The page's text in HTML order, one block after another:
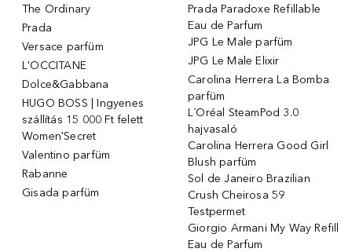
The Ordinary
Prada
Versace parfüm
L'OCCITANE
Dolce&Gabbana
HUGO BOSS | Ingyenes
szállítás 15 000 Ft felett
Women'Secret
Valentino parfüm
Rabanne
Gisada parfüm
Prada Paradoxe Refillable
Eau de Parfum
JPG Le Male parfüm
JPG Le Male Elixir
Carolina Herrera La Bomba
parfüm
L´Oréal SteamPod 3.0
hajvasaló
Carolina Herrera Good Girl
Blush parfüm
Sol de Janeiro Brazilian
Crush Cheirosa 59
Testpermet
Giorgio Armani My Way Refill
Eau de Parfum